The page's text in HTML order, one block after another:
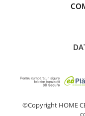
©Copyright HOME